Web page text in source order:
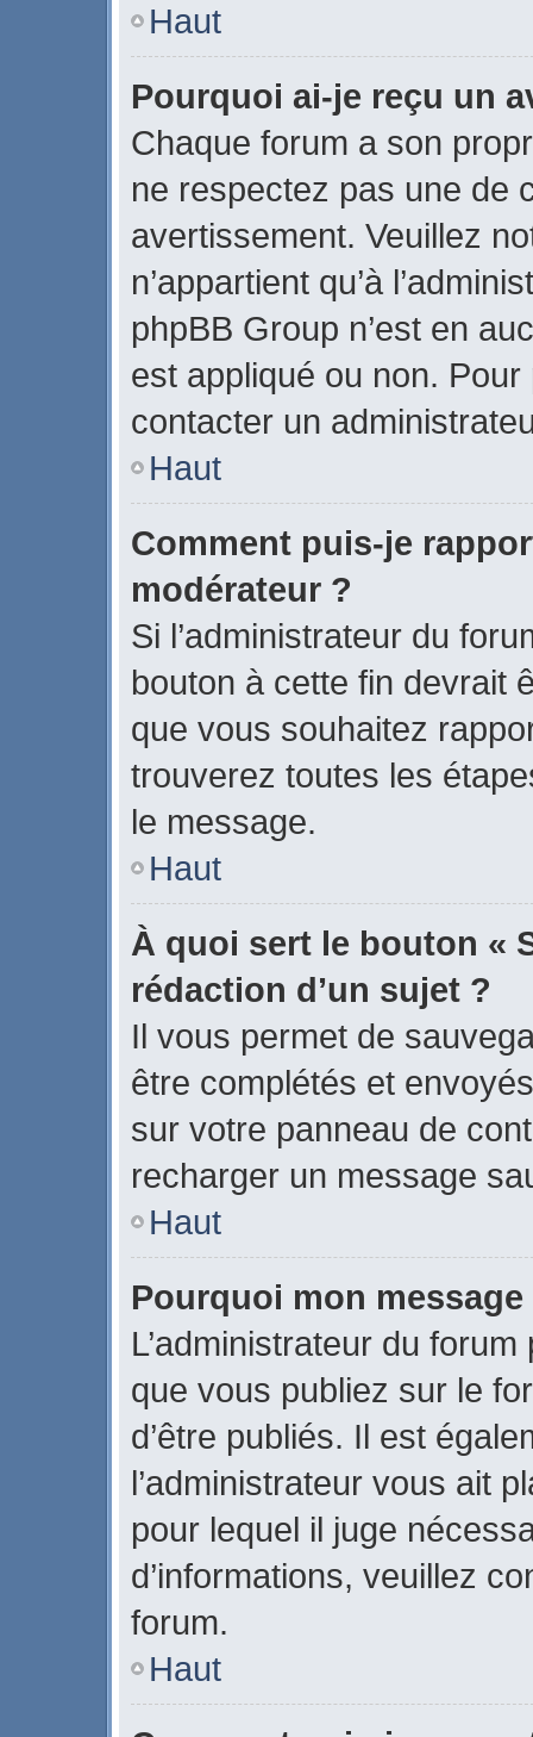
Haut
Pourquoi ai-je reçu un
Chaque forum a son
ne respectez pas une de
avertissement. Veuillez
n’appartient qu’à
phpBB Group n’est en
est appliqué ou non. Pour
contacter un
Haut
Comment puis-je
modérateur ?
Si l’administrateur du
bouton à cette fin devrait
que vous souhaitez
trouverez toutes les
le message.
Haut
À quoi sert le bouton «
rédaction d’un sujet ?
Il vous permet de
être complétés et
sur votre panneau de
recharger un message
Haut
Pourquoi mon
L’administrateur du
que vous publiez sur le
d’être publiés. Il est
l’administrateur vous ait
pour lequel il juge
d’informations, veuillez
forum.
Haut